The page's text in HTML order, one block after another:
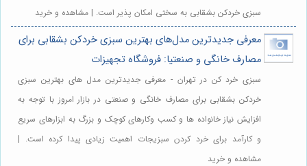
سبزی خردکن بشقابی به سختی امکان پذیر است. | مشاهده و خرید
معرفی جدیدترین مدل‌های بهترین سبزی خردکن بشقابی برای
مصارف خانگی و صنعتیا: فروشگاه تجهیزات
سبزی خرد کن در تهران - معرفی جدیدترین مدل های بهترین سبزی
خردکن بشقابی برای مصارف خانگی و صنعتی در بازار امروز با توجه به
افزایش نیاز خانواده ها و کسب وکارهای کوچک و بزرگ به ابزارهای سریع
و کارآمد برای خرد کردن سبزیجات اهمیت زیادی پیدا کرده است. |
مشاهده و خرید